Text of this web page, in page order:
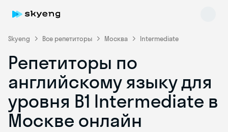
Skyeng Все репетиторы Москва Intermediate
Репетиторы по
английскому языку для
уровня B1 Intermediate в
Москве онлайн